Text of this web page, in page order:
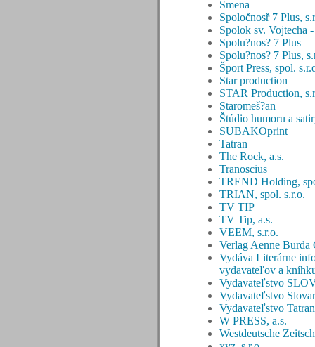
Smena
Spoločnosř 7 Plus,
Spolok sv. Vojtecha
Spolu?nos? 7 Plus
Spolu?nos? 7 Plus,
Šport Press, spol.
Star production
STAR Production,
Staromeš?an
Štúdio humoru a
SUBAKOprint
Tatran
The Rock, a.s.
Tranoscius
TREND Holding,
TRIAN, spol. s.r.o.
TV TIP
TV Tip, a.s.
VEEM, s.r.o.
Verlag Aenne
Vydáva Literárne
vydavateľov a
Vydavateľstvo
Vydavateľstvo
Vydavateľstvo Tatran
W PRESS, a.s.
Westdeutsche